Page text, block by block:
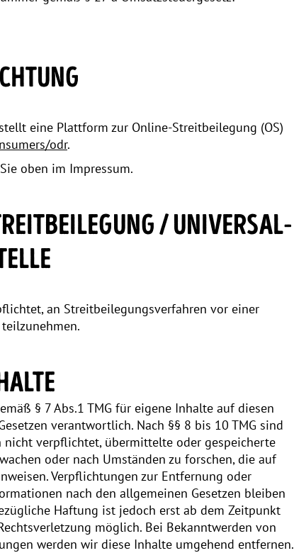
eine Plattform zur Online-Streitbeilegung (OS)
odr.
oben im Impressum.
/ UNIVERSAL­
an Streitbeilegungsverfahren vor einer
§ 7 Abs.1 TMG für eigene Inhalte auf diesen
verantwortlich. Nach §§ 8 bis 10 TMG sind
verpflichtet, übermittelte oder gespeicherte
oder nach Umständen zu forschen, die auf
Verpflichtungen zur Entfernung oder
nach den allgemeinen Gesetzen bleiben
Haftung ist jedoch erst ab dem Zeitpunkt
möglich. Bei Bekanntwerden von
werden wir diese Inhalte umgehend entfernen.